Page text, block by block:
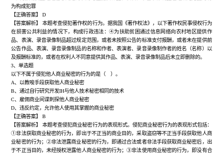
为构成犯罪
【正确答案】
D
【答案解析】
本题考查侵犯著作权的行为。据我国《著作权法》，以下著作权民事侵权行为
在损害公共利益的情况下，构成行政违法： ④为扶助贫困通过信息网络向农村地区提供作
品、表演、录音录像制品超过规定范围，或者未按照公告的标准支付报酬，或者未在提供前
公告作品、表演、录音录像制品的名称和作者、表演者、录音录像制作者的姓名（名称）以
及报酬标准的，或者在权利人不同意提供其作品、表演、录音录像制品后未立即删除的。
3、单选题
以下不属于侵犯他人商业秘密的行为的是（ ）。
A、以教唆手段获取他人商业秘密
B、通过自行研究开发IH与他人技术秘密相同的技术
C、雇佣商业间谍刺探他人商业秘密
D、违反约定，允许他人使用其掌握的商业秘密
【正确答案】
B
【答案解析】
本题考查侵犯商业秘密行为的表现形式。侵犯商业秘密行为的表现形式包括：
①非法获取商业秘密的行为，即出于不正当的商业目的，采取盗窃等不正当手段获取他人商
业秘密的行为；②非法泄露商业秘密的行为，即通过合法或者非法手段获取商业秘密后，出
于不正当目的，未经授权泄露他人商业秘密的行为；③非法使用商业秘密的行为，即没有合